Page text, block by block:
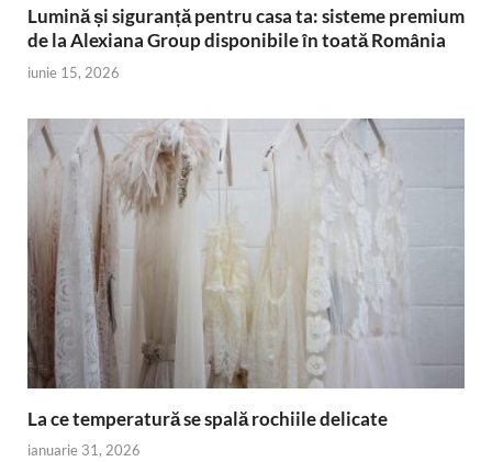
Lumină și siguranță pentru casa ta: sisteme premium
de la Alexiana Group disponibile în toată România
iunie 15, 2026
La ce temperatură se spală rochiile delicate
ianuarie 31, 2026